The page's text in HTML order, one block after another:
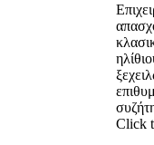
Click